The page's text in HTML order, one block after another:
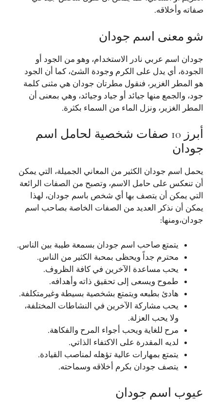
صفاته وأخلاقه.
شو معنى اسم جودان
جودان اسم عربي نادر الاستخدام، وهو من الجود أو
الجودة، أي يدل على الكرم وجودة الشئ، كما أن الجود
هو المطر الغزير، فنقول مطرتان جودان هي مثنى كلمة
جود، والجمع منها جيائد أو جياد وجيائد، وهي بمعنى أن
المطر الغزير، ونزل الماء من السماء بكثرة.
أبرز 10 صفات شخصية لحامل اسم
جودان
يحمل اسم جودان الكثير من المعاني الجميلة، التي يمكن
أن تنعكس على حامل الاسم، وتصبح من الصفات الرائعة
التي يمكن أن يتصف بها أي شخص باسم جودان، لهذا
يمكن أن نذكر العديد من الصفات الخاصة بصاحب اسم
جودان،ومنها:
يتمتع صاحب اسم جودان بسمعة طيبة بين الناس.
محترم جداً ويحظى بمحبة الكثير من الناس.
يحب مساعدة الآخرين في كافة الظروف.
طموح ويسعى إلى تحقيق ذاته وأهدافه.
هادئ بطبعه ويتمتع بشخصية بسيطة وغيرمتكلفة.
يحب مشاركة الآخرين في النشاطات المختلفة،
ولا يحب العزلة.
مرح للغاية ويحب أجواء المرح والفكاهة.
لديه المقدرة على الاكتفاء الذاتي.
يتمتع بمهارات عالية تؤهله لمناصب القيادة.
يتصف جودان بكرم أخلاقه وسماحته.
عيوب اسم جودان